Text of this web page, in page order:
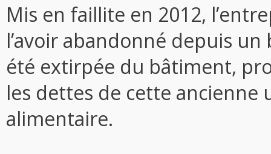
Mis en faillite en 2012,
l’avoir abandonné depuis
été extirpée du bâtiment,
les dettes de cette ancienne
alimentaire.